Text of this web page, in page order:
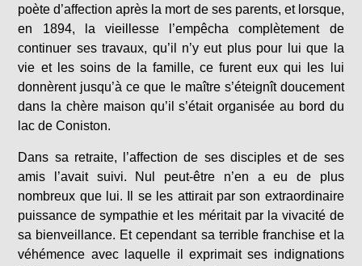
poète d’affection après la mort de ses parents, et lorsque,
en 1894, la vieillesse l’empêcha complètement de
continuer ses travaux, qu’il n’y eut plus pour lui que la
vie et les soins de la famille, ce furent eux qui les lui
donnèrent jusqu’à ce que le maître s’éteignît doucement
dans la chère maison qu’il s’était organisée au bord du
lac de Coniston.
Dans sa retraite, l’affection de ses disciples et de ses
amis l’avait suivi. Nul peut-être n’en a eu de plus
nombreux que lui. Il se les attirait par son extraordinaire
puissance de sympathie et les méritait par la vivacité de
sa bienveillance. Et cependant sa terrible franchise et la
véhémence avec laquelle il exprimait ses indignations